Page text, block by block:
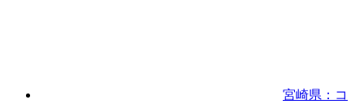
宮崎県：コ